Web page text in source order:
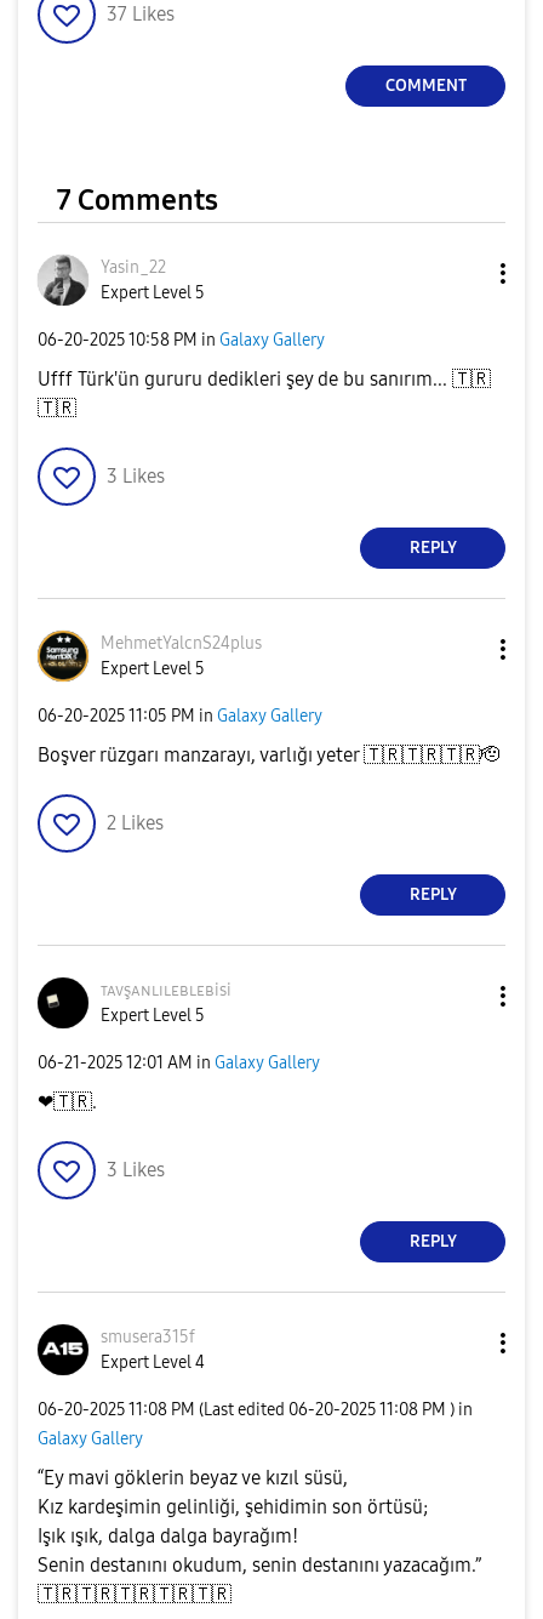
37 Likes
COMMENT
7 Comments
Yasin_22
Expert Level 5
‎06-20-202510:58 PM in Galaxy Gallery
Ufff Türk'ün gururu dedikleri şey de bu sanırım... 🇹🇷
🇹🇷
3 Likes
REPLY
MehmetYalcnS24plus
Expert Level 5
‎06-20-202511:05 PM in Galaxy Gallery
Boşver rüzgarı manzarayı, varlığı yeter🇹🇷🇹🇷🇹🇷🫡
2 Likes
REPLY
ᴛᴀᴠşᴀɴʟɪʟᴇʙʟᴇʙisi
Expert Level 5
‎06-21-202512:01 AM in Galaxy Gallery
❤🇹🇷.
3 Likes
REPLY
smusera315f
Expert Level 4
‎06-20-202511:08 PM (Last edited ‎06-20-202511:08 PM ) in
Galaxy Gallery
“Ey mavi göklerin beyaz ve kızıl süsü,
Kız kardeşimin gelinliği, şehidimin son örtüsü;
Işık ışık, dalga dalga bayrağım!
Senin destanını okudum, senin destanını yazacağım.”
🇹🇷🇹🇷🇹🇷🇹🇷🇹🇷